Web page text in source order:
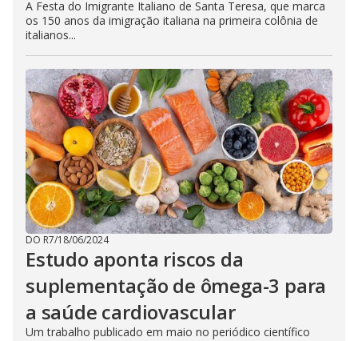
A Festa do Imigrante Italiano de Santa Teresa, que marca
os 150 anos da imigração italiana na primeira colônia de
italianos...
DO R7/18/06/2024
Estudo aponta riscos da
suplementação de ômega-3 para
a saúde cardiovascular
Um trabalho publicado em maio no periódico científico